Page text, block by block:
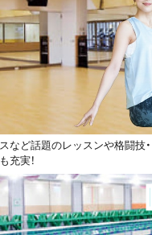
など話題のレッスンや格闘技
充実！